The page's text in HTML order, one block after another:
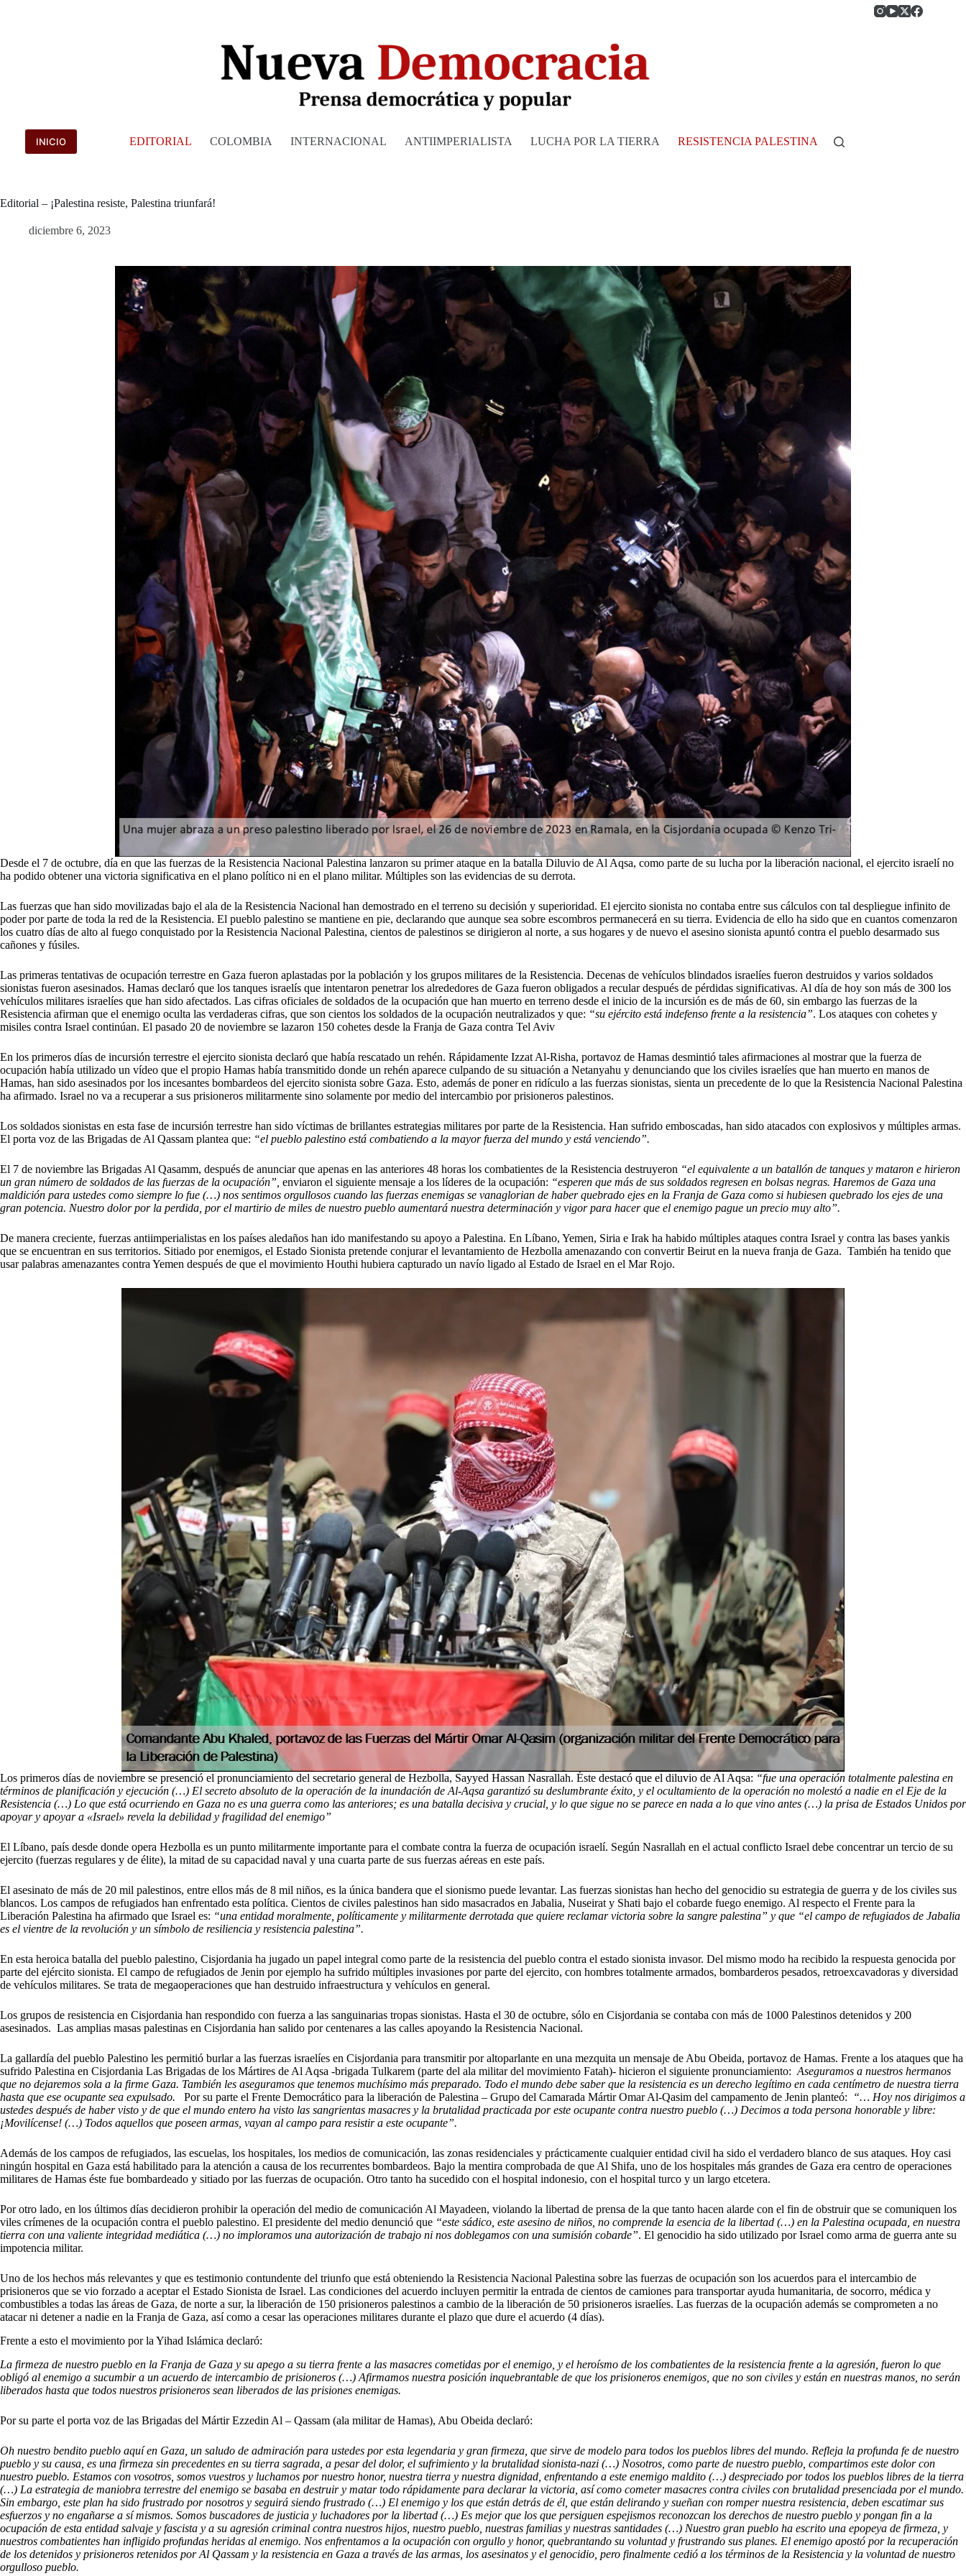
INICIO EDITORIAL COLOMBIA INTERNACIONAL ANTIIMPERIALISTA LUCHA POR LA TIERRA RESISTENCIA PALESTINA HISTORIA DE
Editorial – ¡Palestina resiste, Palestina triunfará!
diciembre 6, 2023
Desde el 7 de octubre, día en que las fuerzas de la Resistencia Nacional Palestina lanzaron su primer ataque en la batalla Diluvio de Al Aqsa, como parte de su lucha por la liberación nacional, el ejercito israelí no
ha podido obtener una victoria significativa en el plano político ni en el plano militar. Múltiples son las evidencias de su derrota.
Las fuerzas que han sido movilizadas bajo el ala de la Resistencia Nacional han demostrado en el terreno su decisión y superioridad. El ejercito sionista no contaba entre sus cálculos con tal despliegue infinito de
poder por parte de toda la red de la Resistencia. El pueblo palestino se mantiene en pie, declarando que aunque sea sobre escombros permanecerá en su tierra. Evidencia de ello ha sido que en cuantos comenzaron
los cuatro días de alto al fuego conquistado por la Resistencia Nacional Palestina, cientos de palestinos se dirigieron al norte, a sus hogares y de nuevo el asesino sionista apuntó contra el pueblo desarmado sus
cañones y fúsiles.
Las primeras tentativas de ocupación terrestre en Gaza fueron aplastadas por la población y los grupos militares de la Resistencia. Decenas de vehículos blindados israelíes fueron destruidos y varios soldados
sionistas fueron asesinados. Hamas declaró que los tanques israelís que intentaron penetrar los alrededores de Gaza fueron obligados a recular después de pérdidas significativas. Al día de hoy son más de 300 los
vehículos militares israelíes que han sido afectados. Las cifras oficiales de soldados de la ocupación que han muerto en terreno desde el inicio de la incursión es de más de 60, sin embargo las fuerzas de la
Resistencia afirman que el enemigo oculta las verdaderas cifras, que son cientos los soldados de la ocupación neutralizados y que: “su ejército está indefenso frente a la resistencia”. Los ataques con cohetes y
misiles contra Israel continúan. El pasado 20 de noviembre se lazaron 150 cohetes desde la Franja de Gaza contra Tel Aviv
En los primeros días de incursión terrestre el ejercito sionista declaró que había rescatado un rehén. Rápidamente Izzat Al-Risha, portavoz de Hamas desmintió tales afirmaciones al mostrar que la fuerza de
ocupación había utilizado un vídeo que el propio Hamas había transmitido donde un rehén aparece culpando de su situación a Netanyahu y denunciando que los civiles israelíes que han muerto en manos de
Hamas, han sido asesinados por los incesantes bombardeos del ejercito sionista sobre Gaza. Esto, además de poner en ridículo a las fuerzas sionistas, sienta un precedente de lo que la Resistencia Nacional Palestina
ha afirmado. Israel no va a recuperar a sus prisioneros militarmente sino solamente por medio del intercambio por prisioneros palestinos.
Los soldados sionistas en esta fase de incursión terrestre han sido víctimas de brillantes estrategias militares por parte de la Resistencia. Han sufrido emboscadas, han sido atacados con explosivos y múltiples armas.
El porta voz de las Brigadas de Al Qassam plantea que: “el pueblo palestino está combatiendo a la mayor fuerza del mundo y está venciendo”.
El 7 de noviembre las Brigadas Al Qasamm, después de anunciar que apenas en las anteriores 48 horas los combatientes de la Resistencia destruyeron “el equivalente a un batallón de tanques y mataron e hirieron
un gran número de soldados de las fuerzas de la ocupación” enviaron el siguiente mensaje a los líderes de la ocupación: “esperen que más de sus soldados regresen en bolsas negras. Haremos de Gaza una
maldición para ustedes como siempre lo fue (…) nos sentimos orgullosos cuando las fuerzas enemigas se vanaglorian de haber quebrado ejes en la Franja de Gaza como si hubiesen quebrado los ejes de una
gran potencia. Nuestro dolor por la perdida, por el martirio de miles de nuestro pueblo aumentará nuestra determinación y vigor para hacer que el enemigo pague un precio muy alto”.
De manera creciente, fuerzas antiimperialistas en los países aledaños han ido manifestando su apoyo a Palestina. En Líbano, Yemen, Siria e Irak ha habido múltiples ataques contra Israel y contra las bases yankis
que se encuentran en sus territorios. Sitiado por enemigos, el Estado Sionista pretende conjurar el levantamiento de Hezbolla amenazando con convertir Beirut en la nueva franja de Gaza. También ha tenido que
usar palabras amenazantes contra Yemen después de que el movimiento Houthi hubiera capturado un navío ligado al Estado de Israel en el Mar Rojo.
Los primeros días de noviembre se presenció el pronunciamiento del secretario general de Hezbolla, Sayyed Hassan Nasrallah. Éste destacó que el diluvio de Al Aqsa: “fue una operación totalmente palestina en
términos de planificación y ejecución (…) El secreto absoluto de la operación de la inundación de Al-Aqsa garantizó su deslumbrante éxito, y el ocultamiento de la operación no molestó a nadie en el Eje de la
Resistencia (…) Lo que está ocurriendo en Gaza no es una guerra como las anteriores; es una batalla decisiva y crucial, y lo que sigue no se parece en nada a lo que vino antes (…) la prisa de Estados Unidos por
apoyar y apoyar a «Israel» revela la debilidad y fragilidad del enemigo”
El Líbano, país desde donde opera Hezbolla es un punto militarmente importante para el combate contra la fuerza de ocupación israelí. Según Nasrallah en el actual conflicto Israel debe concentrar un tercio de su
ejercito (fuerzas regulares y de élite), la mitad de su capacidad naval y una cuarta parte de sus fuerzas aéreas en este país.
El asesinato de más de 20 mil palestinos, entre ellos más de 8 mil niños, es la única bandera que el sionismo puede levantar. Las fuerzas sionistas han hecho del genocidio su estrategia de guerra y de los civiles sus
blancos. Los campos de refugiados han enfrentado esta política. Cientos de civiles palestinos han sido masacrados en Jabalia, Nuseirat y Shati bajo el cobarde fuego enemigo. Al respecto el Frente para la
Liberación Palestina ha afirmado que Israel es: “una entidad moralmente, políticamente y militarmente derrotada que quiere reclamar victoria sobre la sangre palestina” y que “el campo de refugiados de Jabalia
es el vientre de la revolución y un símbolo de resiliencia y resistencia palestina”.
En esta heroica batalla del pueblo palestino, Cisjordania ha jugado un papel integral como parte de la resistencia del pueblo contra el estado sionista invasor. Del mismo modo ha recibido la respuesta genocida por
parte del ejército sionista. El campo de refugiados de Jenin por ejemplo ha sufrido múltiples invasiones por parte del ejercito, con hombres totalmente armados, bombarderos pesados, retroexcavadoras y diversidad
de vehículos militares. Se trata de megaoperaciones que han destruido infraestructura y vehículos en general.
Los grupos de resistencia en Cisjordania han respondido con fuerza a las sanguinarias tropas sionistas. Hasta el 30 de octubre, sólo en Cisjordania se contaba con más de 1000 Palestinos detenidos y 200
asesinados. Las amplias masas palestinas en Cisjordania han salido por centenares a las calles apoyando la Resistencia Nacional.
La gallardía del pueblo Palestino les permitió burlar a las fuerzas israelíes en Cisjordania para transmitir por altoparlante en una mezquita un mensaje de Abu Obeida, portavoz de Hamas. Frente a los ataques que ha
sufrido Palestina en Cisjordania Las Brigadas de los Mártires de Al Aqsa -brigada Tulkarem (parte del ala militar del movimiento Fatah)- hicieron el siguiente pronunciamiento: Aseguramos a nuestros hermanos
que no dejaremos sola a la firme Gaza. También les aseguramos que tenemos muchísimo más preparado. Todo el mundo debe saber que la resistencia es un derecho legítimo en cada centímetro de nuestra tierra
hasta que ese ocupante sea expulsado.
Por su parte el Frente Democrático para la liberación de Palestina – Grupo del Camarada Mártir Omar Al-Qasim del campamento de Jenin planteó:
“… Hoy nos dirigimos a
ustedes después de haber visto y de que el mundo entero ha visto las sangrientas masacres y la brutalidad practicada por este ocupante contra nuestro pueblo (…) Decimos a toda persona honorable y libre:
¡Movilícense! (…) Todos aquellos que poseen armas, vayan al campo para resistir a este ocupante”.
Además de los campos de refugiados, las escuelas, los hospitales, los medios de comunicación, las zonas residenciales y prácticamente cualquier entidad civil ha sido el verdadero blanco de sus ataques. Hoy casi
ningún hospital en Gaza está habilitado para la atención a causa de los recurrentes bombardeos. Bajo la mentira comprobada de que Al Shifa, uno de los hospitales más grandes de Gaza era centro de operaciones
militares de Hamas éste fue bombardeado y sitiado por las fuerzas de ocupación. Otro tanto ha sucedido con el hospital indonesio, con el hospital turco y un largo etcetera.
Por otro lado, en los últimos días decidieron prohibir la operación del medio de comunicación Al Mayadeen, violando la libertad de prensa de la que tanto hacen alarde con el fin de obstruir que se comuniquen los
viles crímenes de la ocupación contra el pueblo palestino. El presidente del medio denunció que “este sádico, este asesino de niños, no comprende la esencia de la libertad (…) en la Palestina ocupada, en nuestra
tierra con una valiente integridad mediática (…) no imploramos una autorización de trabajo ni nos doblegamos con una sumisión cobarde”. El genocidio ha sido utilizado por Israel como arma de guerra ante su
impotencia militar.
Uno de los hechos más relevantes y que es testimonio contundente del triunfo que está obteniendo la Resistencia Nacional Palestina sobre las fuerzas de ocupación son los acuerdos para el intercambio de
prisioneros que se vio forzado a aceptar el Estado Sionista de Israel. Las condiciones del acuerdo incluyen permitir la entrada de cientos de camiones para transportar ayuda humanitaria, de socorro, médica y
combustibles a todas las áreas de Gaza, de norte a sur, la liberación de 150 prisioneros palestinos a cambio de la liberación de 50 prisioneros israelíes. Las fuerzas de la ocupación además se comprometen a no
atacar ni detener a nadie en la Franja de Gaza, así como a cesar las operaciones militares durante el plazo que dure el acuerdo (4 días).
Frente a esto el movimiento por la Yihad Islámica declaró:
La firmeza de nuestro pueblo en la Franja de Gaza y su apego a su tierra frente a las masacres cometidas por el enemigo, y el heroísmo de los combatientes de la resistencia frente a la agresión, fueron lo que
obligó al enemigo a sucumbir a un acuerdo de intercambio de prisioneros (…) Afirmamos nuestra posición inquebrantable de que los prisioneros enemigos, que no son civiles y están en nuestras manos, no serán
liberados hasta que todos nuestros prisioneros sean liberados de las prisiones enemigas.
Por su parte el porta voz de las Brigadas del Mártir Ezzedin Al – Qassam (ala militar de Hamas), Abu Obeida declaró:
Oh nuestro bendito pueblo aquí en Gaza, un saludo de admiración para ustedes por esta legendaria y gran firmeza, que sirve de modelo para todos los pueblos libres del mundo. Refleja la profunda fe de nuestro
pueblo y su causa, es una firmeza sin precedentes en su tierra sagrada, a pesar del dolor, el sufrimiento y la brutalidad sionista-nazi (…) Nosotros, como parte de nuestro pueblo, compartimos este dolor con
nuestro pueblo. Estamos con vosotros, somos vuestros y luchamos por nuestro honor, nuestra tierra y nuestra dignidad, enfrentando a este enemigo maldito (…) despreciado por todos los pueblos libres de la tierra
(…) La estrategia de maniobra terrestre del enemigo se basaba en destruir y matar todo rápidamente para declarar la victoria, así como cometer masacres contra civiles con brutalidad presenciada por el mundo.
Sin embargo, este plan ha sido frustrado por nosotros y seguirá siendo frustrado (…) El enemigo y los que están detrás de él, que están delirando y sueñan con romper nuestra resistencia, deben escatimar sus
esfuerzos y no engañarse a sí mismos. Somos buscadores de justicia y luchadores por la libertad (…) Es mejor que los que persiguen espejismos reconozcan los derechos de nuestro pueblo y pongan fin a la
ocupación de esta entidad salvaje y fascista y a su agresión criminal contra nuestros hijos, nuestro pueblo, nuestras familias y nuestras santidades (…) Nuestro gran pueblo ha escrito una epopeya de firmeza, y
nuestros combatientes han infligido profundas heridas al enemigo. Nos enfrentamos a la ocupación con orgullo y honor, quebrantando su voluntad y frustrando sus planes. El enemigo apostó por la recuperación
de los detenidos y prisioneros retenidos por Al Qassam y la resistencia en Gaza a través de las armas, los asesinatos y el genocidio, pero finalmente cedió a los términos de la Resistencia y la voluntad de nuestro
orgulloso pueblo.